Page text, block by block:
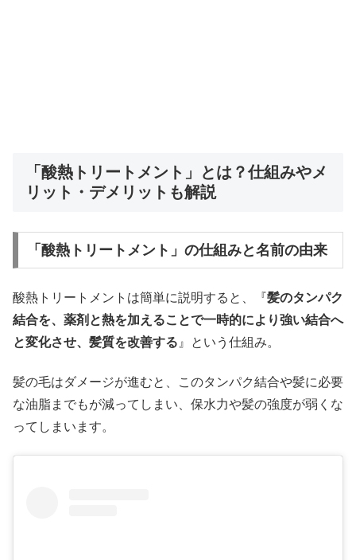
「酸熱トリートメント」とは？仕組みやメ
リット・デメリットも解説
「酸熱トリートメント」の仕組みと名前の由来
酸熱トリートメントは簡単に説明すると、『髪のタンパク
結合を、薬剤と熱を加えることで一時的により強い結合へ
と変化させ、髪質を改善する 』という仕組み。
髪の毛はダメージが進むと、このタンパク結合や髪に必要
な油脂までもが減ってしまい、保水力や髪の強度が弱くな
ってしまいます。